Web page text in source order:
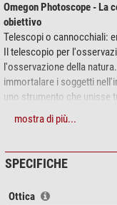
Omegon Photoscope - La
obiettivo
Telescopi o cannocchiali:
Il telescopio per
l'osservazione della
immortalare i soggetti
uno strumento che unisse
arrivato l'Omegon
Il rivestimento sulle
caratteristica visibile
ED sta per "Extra Low
mostra di più...
SPECIFICHE
Ottica